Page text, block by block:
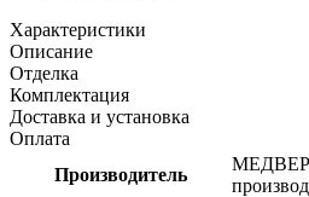
Характеристики
Описание
Отделка
Комплектация
Доставка и установка
Оплата
Производитель
МЕДВЕРЬ